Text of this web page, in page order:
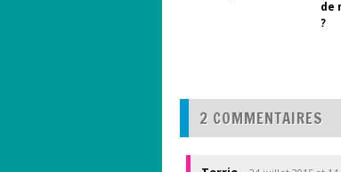
de
?
2 COMMENTAIRES